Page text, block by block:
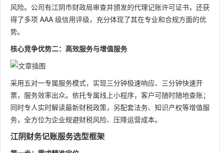
风险。公司有江阴市财政局审查并颁发的代理记账许可证书，还获
得了多项 AAA 级信用评级，充分体现了其在专业和合规方面的优
势。
核心竞争优势二：高效服务与增值服务
采用五对一专属服务模式，实现三分钟极速响应、三分钟快速开
票，服务效率出众。依托专属线上小程序，客户可随时随地查账；
同时专人实时解读最新财税政策，另配套法务、知识产权等增值服
务，全方位为企业规避财税风险、压降运营成本。
江阴财务记账服务选型框架